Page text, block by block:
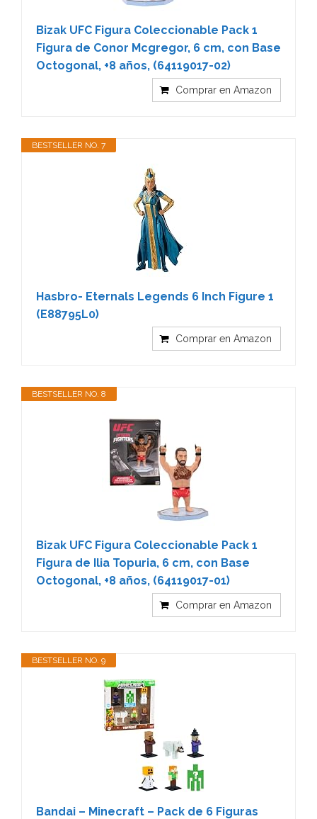
Bizak UFC Figura Coleccionable Pack 1
Figura de Conor Mcgregor, 6 cm, con Base
Octogonal, +8 años, (64119017-02)
Comprar en Amazon
BESTSELLER NO. 7
Hasbro- Eternals Legends 6 Inch Figure 1
(E88795L0)
Comprar en Amazon
BESTSELLER NO. 8
Bizak UFC Figura Coleccionable Pack 1
Figura de Ilia Topuria, 6 cm, con Base
Octogonal, +8 años, (64119017-01)
Comprar en Amazon
BESTSELLER NO. 9
Bandai – Minecraft – Pack de 6 Figuras